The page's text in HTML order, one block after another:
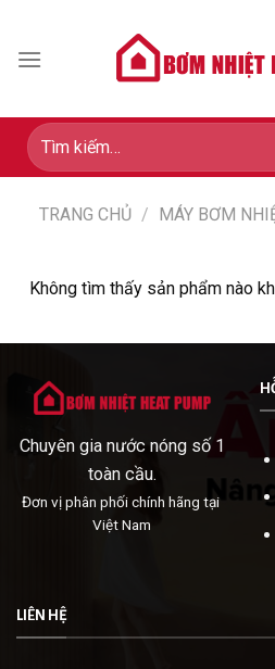
content
Tìm
kiếm:
TRANG CHỦ / MÁY BƠM
Không tìm thấy sản phẩm nào
Chuyên gia nước nóng số 1
toàn cầu.
Đơn vị phân phối chính hãng tại
Việt Nam
LIÊN HỆ